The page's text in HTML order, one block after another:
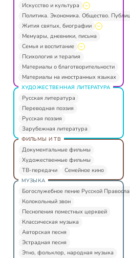
Искусство и культура
Политика. Экономика. Общество.
Жития святых, биографии
Мемуары, дневники, письма
Семья и воспитание
Психология и терапия
Материалы о благотворительности
Материалы на иностранных языках
ХУДОЖЕСТВЕННАЯ ЛИТЕРАТУРА
Русская литература
Переводная поэзия
Русская поэзия
Зарубежная литература
ФИЛЬМЫ И ТВ
Документальные фильмы
Художественные фильмы
ТВ-передачи
Семейное кино
МУЗЫКА
Богослужебное пение Русской
Колокольный звон
Песнопения поместных церквей
Классическая музыка
Авторская песня
Эстрадная песня
Этно, фольклор, народная музыка